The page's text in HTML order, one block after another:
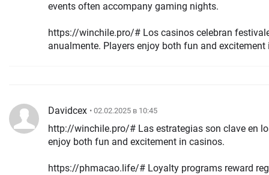
events often accompany gaming nights.
https://winchile.pro/# Los casinos celebran
anualmente. Players enjoy both fun and
Davidcex • 02.02.2025 в 10:45
http://winchile.pro/# Las estrategias son clave en los
enjoy both fun and excitement in casinos.
https://phmacao.life/# Loyalty programs reward